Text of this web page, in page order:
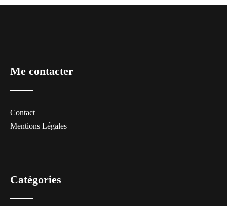
Me contacter
Contact
Mentions Légales
Catégories